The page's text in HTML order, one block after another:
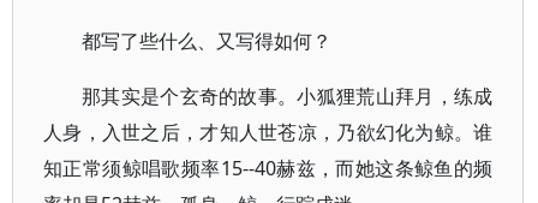
都写了些什么、又写得如何？
那其实是个玄奇的故事。小狐狸荒山拜月，练成
人身，入世之后，才知人世苍凉，乃欲幻化为鲸。谁
知正常须鲸唱歌频率15--40赫兹，而她这条鲸鱼的频